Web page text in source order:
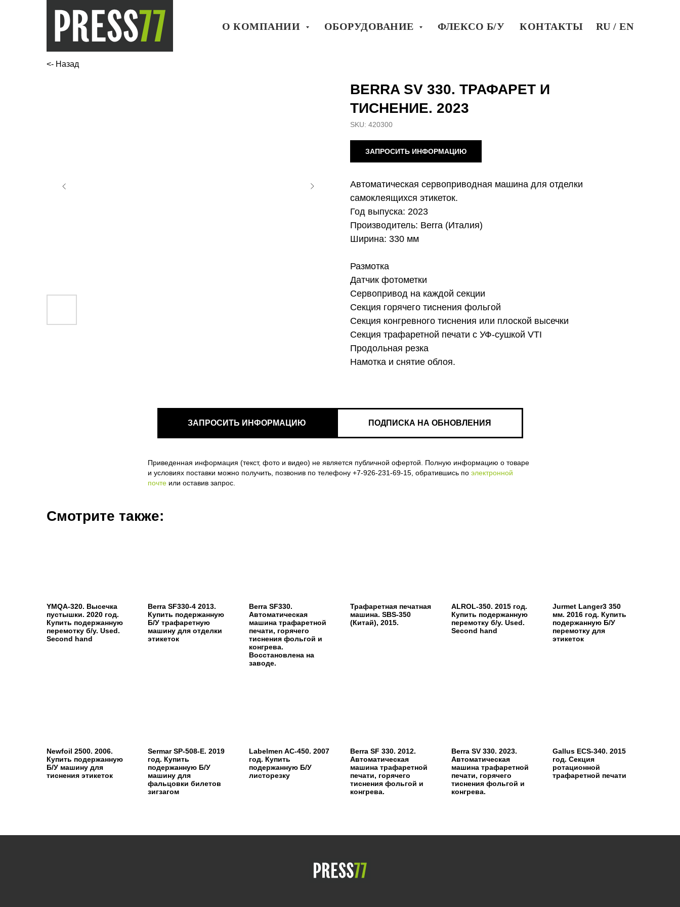
О КОМПАНИИ ОБОРУДОВАНИЕ ФЛЕКСО Б/У КОНТАКТЫ RU / EN
<- Назад
BERRA SV 330. ТРАФАРЕТ И
ТИСНЕНИЕ. 2023
SKU: 420300
ЗАПРОСИТЬ ИНФОРМАЦИЮ
Автоматическая сервоприводная машина для отделки
самоклеящихся этикеток.
Год выпуска: 2023
Производитель: Berra (Италия)
Ширина: 330 мм
Размотка
Датчик фотометки
Сервопривод на каждой секции
Секция горячего тиснения фольгой
Секция конгревного тиснения или плоской высечки
Секция трафаретной печати с УФ-сушкой VTI
Продольная резка
Намотка и снятие облоя.
ЗАПРОСИТЬ ИНФОРМАЦИЮ ПОДПИСКА НА ОБНОВЛЕНИЯ
Приведенная информация (текст, фото и видео) не является публичной офертой. Полную информацию о товаре
и условиях поставки можно получить, позвонив по телефону +7-926-231-69-15, обратившись по электронной
почте или оставив запрос.
Смотрите также:
YMQA-320. Высечка
пустышки. 2020 год.
Купить подержанную
перемотку б/у. Used.
Second hand
Berra SF330-4 2013.
Купить подержанную
Б/У трафаретную
машину для отделки
этикеток
Berra SF330.
Автоматическая
машина трафаретной
печати, горячего
тиснения фольгой и
конгрева.
Восстановлена на
заводе.
Трафаретная печатная
машина. SBS-350
(Китай), 2015.
ALROL-350. 2015 год.
Купить подержанную
перемотку б/у. Used.
Second hand
Jurmet Langer3 350
мм. 2016 год. Купить
подержанную Б/У
перемотку для
этикеток
Newfoil 2500. 2006.
Купить подержанную
Б/У машину для
тиснения этикеток
Sermar SP-508-E. 2019
год. Купить
подержанную Б/У
машину для
фальцовки билетов
зигзагом
Labelmen AC-450. 2007
год. Купить
подержанную Б/У
листорезку
Berra SF 330. 2012.
Автоматическая
машина трафаретной
печати, горячего
тиснения фольгой и
конгрева.
Berra SV 330. 2023.
Автоматическая
машина трафаретной
печати, горячего
тиснения фольгой и
конгрева.
Gallus ECS-340. 2015
год. Секция
ротационной
трафаретной печати